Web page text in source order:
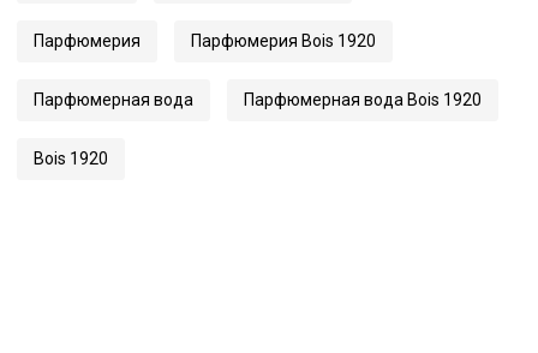
Парфюмерия Парфюмерия Bois 1920
Парфюмерная вода Парфюмерная вода Bois 1920
Bois 1920